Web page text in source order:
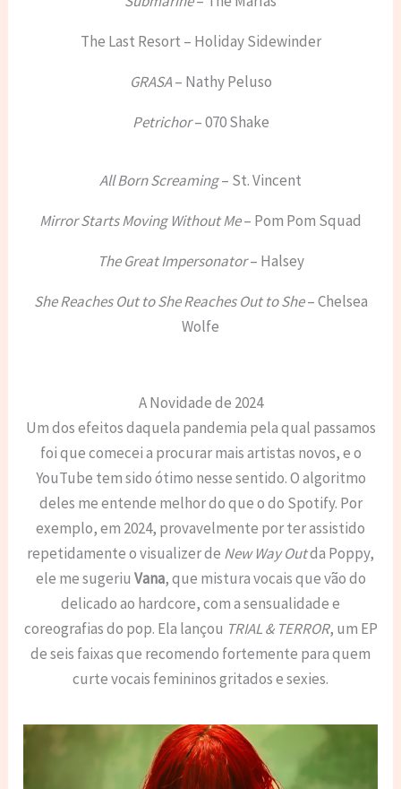
The Last Resort – Holiday Sidewinder
GRASA– Nathy Peluso
Petrichor– 070 Shake
All Born Screaming– St. Vincent
Mirror Starts Moving Without Me– Pom Pom Squad
The Great Impersonator– Halsey
She Reaches Out to She Reaches Out to She– Chelsea
Wolfe
A Novidade de 2024
Um dos efeitos daquela pandemia pela qual passamos
foi que comecei a procurar mais artistas novos, e o
YouTube tem sido ótimo nesse sentido. O algoritmo
deles me entende melhor do que o do Spotify. Por
exemplo, em 2024, provavelmente por ter assistido
repetidamente o visualizer de New Way Outda Poppy,
ele me sugeriu Vana, que mistura vocais que vão do
delicado ao hardcore, com a sensualidade e
coreografias do pop. Ela lançou TRIAL & TERROR, um EP
de seis faixas que recomendo fortemente para quem
curte vocais femininos gritados e sexies.